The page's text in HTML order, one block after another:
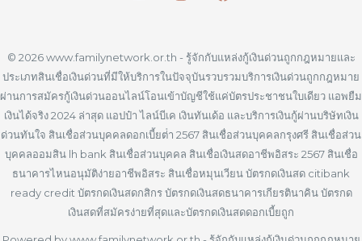
© 2026 www.familynetwork.or.th - รู้จักกับแหล่งกู้เงินด่วนถูกกฎหมายและ
ประเภทสินเชื่อเงินด่วนที่มีให้บริการในปัจจุบันรวบรวมบริการเงินด่วนถูกกฎหมาย
ผ่านการสมัครกู้เงินด่วนออนไลน์โอนเข้าบัญชีใช้แค่บัตรประชาชนใบเดียว แอพยืม
เงินได้จริง 2024 ล่าสุด แอปป๋า ไลน์บีเค เงินทันเด้อ และบริการเงินกู้ผ่านบริษัทเงิน
ด่วนทันใจ สินเชื่อส่วนบุคคลดอกเบี้ยต่ํา 2567 สินเชื่อส่วนบุคคลกรุงศรี สินเชื่อส่วน
บุคคลออมสิน lh bank สินเชื่อส่วนบุคคล สินเชื่อเงินสดอาชีพอิสระ 2567 สินเชื่อ
ธนาคารไหนอนุมัติง่ายอาชีพอิสระ สินเชื่อหมุนเวียน บัตรกดเงินสด citibank
ready credit บัตรกดเงินสดกสิกร บัตรกดเงินสดธนาคารเกียรตินาคิน บัตรกด
เงินสดที่สมัครง่ายที่สุดและบัตรกดเงินสดดอกเบี้ยถูก